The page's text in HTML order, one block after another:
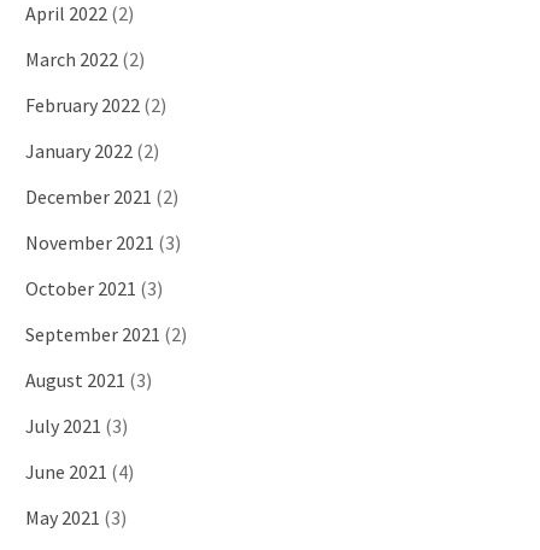
April 2022 (2)
March 2022 (2)
February 2022 (2)
January 2022 (2)
December 2021 (2)
November 2021 (3)
October 2021 (3)
September 2021 (2)
August 2021 (3)
July 2021 (3)
June 2021 (4)
May 2021 (3)